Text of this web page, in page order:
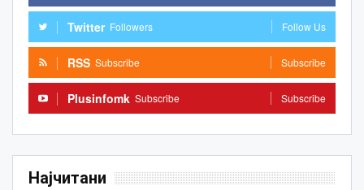
Twitter Followers Follow Us
RSS Subscribe Subscribe
Plusinfomk Subscribe Subscribe
Најчитани